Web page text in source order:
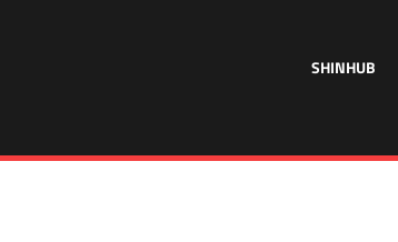
SHINHUB